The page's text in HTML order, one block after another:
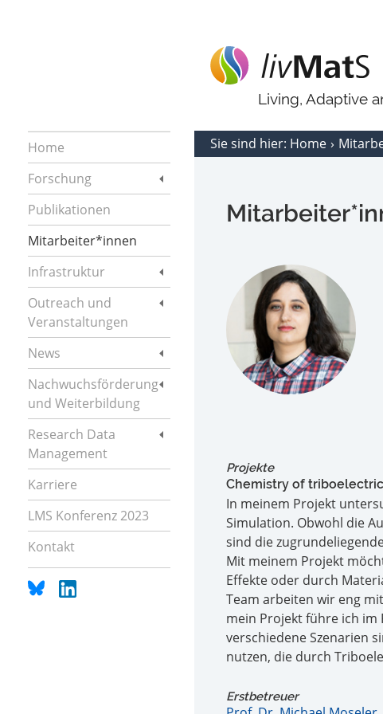
Living, Adaptive
Home
Forschung
Publikationen
Mitarbeiter*innen
Infrastruktur
Outreach und
Veranstaltungen
News
Nachwuchsförderung
und Weiterbildung
Research Data
Management
Karriere
LMS Konferenz 2023
Kontakt
Sie sind hier: Home
Projekte
Chemistry of
In meinem Projekt
Simulation. Obwohl die
sind die
Mit meinem Projekt
Effekte oder durch
Team arbeiten wir eng
mein Projekt führe ich im
verschiedene Szenarien
nutzen, die durch
Erstbetreuer